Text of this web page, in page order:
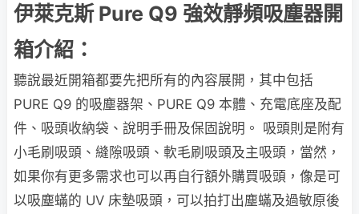
伊萊克斯 Pure Q9 強效靜頻吸塵器開
箱介紹：
聽說最近開箱都要先把所有的內容展開，其中包括
PURE Q9 的吸塵器架、PURE Q9 本體、充電底座及配
件、吸頭收納袋、說明手冊及保固說明。 吸頭則是附有
小毛刷吸頭、縫隙吸頭、軟毛刷吸頭及主吸頭，當然，
如果你有更多需求也可以再自行額外購買吸頭，像是可
以吸塵蟎的 UV 床墊吸頭，可以拍打出塵蟎及過敏原後